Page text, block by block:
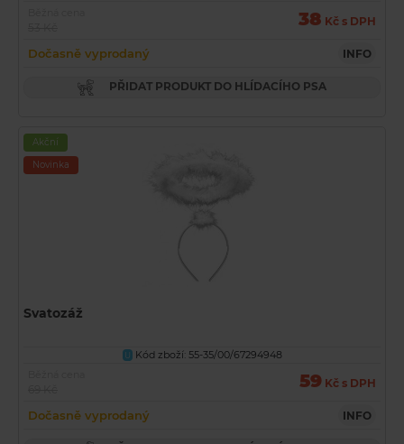
38 Kč s DPH
Dočasně vyprodaný INFO
PŘIDAT PRODUKT DO HLÍDACÍHO PSA
Akční
Novinka
Svatozáž
U Kód zboží: 55-35/00/67294948
59 Kč s DPH
Dočasně vyprodaný INFO